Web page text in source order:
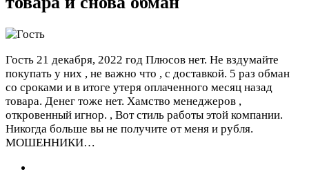
Гость 21 декабря, 2022 год Плюсов нет. Не вздумайте
покупать у них , не важно что , с доставкой. 5 раз обман
со сроками и в итоге утеря оплаченного месяц назад
товара. Денег тоже нет. Хамство менеджеров ,
откровенный игнор. , Вот стиль работы этой компании.
Никогда больше вы не получите от меня и рубля.
МОШЕННИКИ…